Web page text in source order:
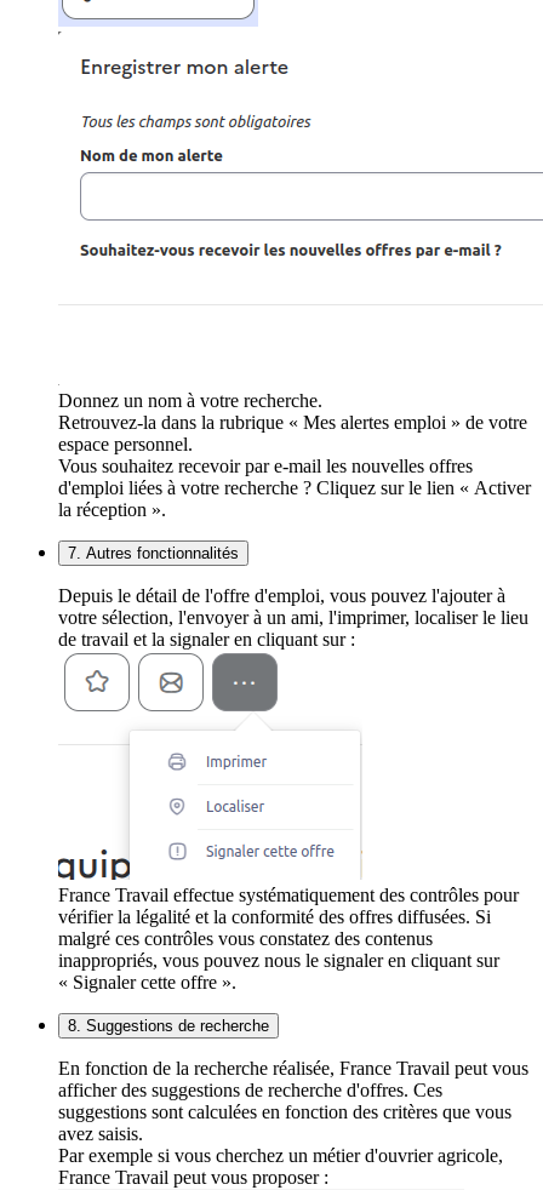
Donnez un nom à votre recherche.
Retrouvez-la dans la rubrique « Mes alertes emploi » de votre
espace personnel.
Vous souhaitez recevoir par e-mail les nouvelles offres
d'emploi liées à votre recherche ? Cliquez sur le lien « Activer
la réception ».
7. Autres fonctionnalités
Depuis le détail de l'offre d'emploi, vous pouvez l'ajouter à
votre sélection, l'envoyer à un ami, l'imprimer, localiser le lieu
de travail et la signaler en cliquant sur :
France Travail effectue systématiquement des contrôles pour
vérifier la légalité et la conformité des offres diffusées. Si
malgré ces contrôles vous constatez des contenus
inappropriés, vous pouvez nous le signaler en cliquant sur
« Signaler cette offre ».
8. Suggestions de recherche
En fonction de la recherche réalisée, France Travail peut vous
afficher des suggestions de recherche d'offres. Ces
suggestions sont calculées en fonction des critères que vous
avez saisis.
Par exemple si vous cherchez un métier d'ouvrier agricole,
France Travail peut vous proposer :